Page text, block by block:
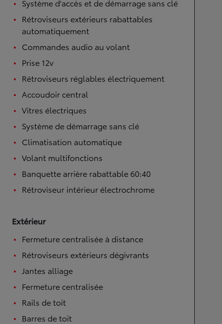
Système d'accès et de démarrage sans clé
Rétroviseurs extérieurs rabattables
automatiquement
Commandes audio au volant
Prise 12v
Rétroviseurs réglables électriquement
Accoudoir central
Vitres électriques
Système de démarrage sans clé
Climatisation automatique
Volant multifonctions
Banquette arrière rabattable 60:40
Rétroviseur intérieur électrochrome
Extérieur
Fermeture centralisée à distance
Rétroviseurs extérieurs dégivrants
Jantes alliage
Fermeture centralisée
Rails de toit
Barres de toit